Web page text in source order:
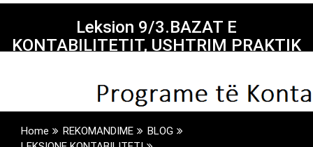
Leksion 9/3.BAZAT E
KONTABILITETIT, USHTRIM PRAKTIK
Home REKOMANDIME
BLOG